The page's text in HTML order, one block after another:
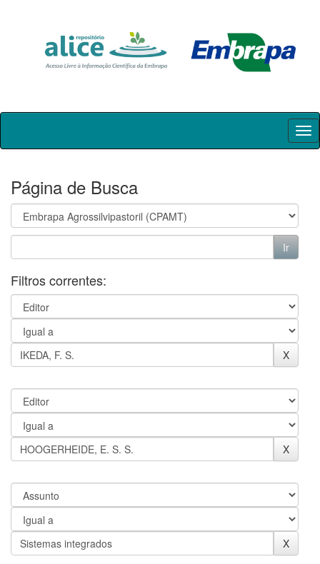
Skip
Página de Busca
Filtros correntes: